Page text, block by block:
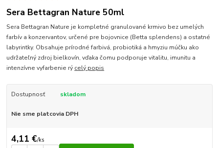
Sera Bettagran Nature 50ml
Sera Bettagran Nature je kompletné granulované krmivo bez umelých
farbív a konzervantov, určené pre bojovnice (Betta splendens) a ostatné
labyrintky. Obsahuje prírodné farbivá, probiotiká a hmyziu múčku ako
udržateľný zdroj bielkovín, vďaka čomu podporuje vitalitu, imunitu a
intenzívne vyfarbenie rý celý popis
Dostupnosť skladom
Nie sme platcovia DPH
4,11 €/ks